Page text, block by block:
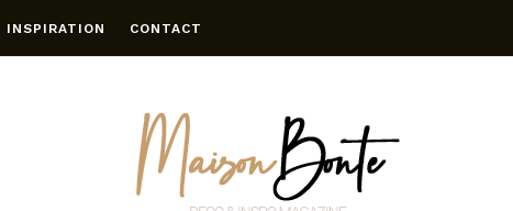
INSPIRATION CONTACT